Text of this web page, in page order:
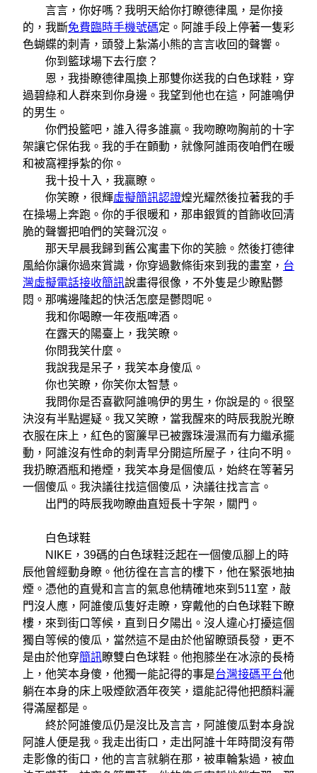
言言，你好嗎？我明天給你打瞭德律風，是你接
的，我斷免費臨時手機號碼定。阿誰手段上停著一隻彩
色蝴蝶的刺青，頭發上紮滿小熊的言言收回的聲響。
你到籃球場下去行麼？
恩，我掛瞭德律風換上那雙你送我的白色球鞋，穿
過碧綠和人群來到你身邊。我望到他也在這，阿誰鳴伊
的男生。
你們投籃吧，誰入得多誰贏。我吻瞭吻胸前的十字
架讓它保佑我。我的手在顫動，就像阿誰雨夜咱們在暖
和被窩裡掙紮的你。
我十投十入，我贏瞭。
你笑瞭，很輝虛擬簡訊認證煌光耀然後拉著我的手
在操場上奔跑。你的手很暖和，那串銀質的首飾收回清
脆的聲響把咱們的笑聲沉沒。
那天早晨我歸到舊公寓畫下你的笑臉。然後打德律
風給你讓你過來賞識，你穿過數條街來到我的畫室， 台
灣虛擬電話接收簡訊說畫得很像，不外隻是少瞭點鬱
悶。那嘴邊隆起的快活怎麼是鬱悶呢。
我和你喝瞭一年夜瓶啤酒。
在露天的陽臺上，我笑瞭。
你問我笑什麼。
我說我是呆子，我笑本身傻瓜。
你也笑瞭，你笑你太智慧。
我問你是否喜歡阿誰鳴伊的男生，你說是的。很堅
決沒有半點遲疑。我又笑瞭，當我醒來的時辰我脫光瞭
衣服在床上，紅色的窗簾早已被露珠漫濕而有力繼承擺
動，阿誰沒有性命的刺青早分開這所屋子，往向不明。
我扔瞭酒瓶和捲煙，我笑本身是個傻瓜，始終在等著另
一個傻瓜。我決議往找這個傻瓜，決議往找言言。
出門的時辰我吻瞭曲直短長十字架，關門。
白色球鞋
NIKE，39碼的白色球鞋泛起在一個傻瓜腳上的時
辰他曾經動身瞭。他彷徨在言言的樓下，他在緊張地抽
煙。憑他的直覺和言言的氣息他精確地來到511室，敲
門沒人應，阿誰傻瓜隻好走瞭，穿戴他的白色球鞋下瞭
樓，來到街口等候，直到日夕陽出。沒人違心打擾這個
獨自等候的傻瓜，當然這不是由於他留瞭頭長發，更不
是由於他穿簡訊瞭雙白色球鞋。他抱膝坐在冰涼的長椅
上，他笑本身傻，他獨一能記得的事是台灣接碼平台他
躺在本身的床上吸煙飲酒年夜笑，還能記得他把顏料灑
得滿屋都是。
終於阿誰傻瓜仍是沒比及言言，阿誰傻瓜對本身說
阿誰人便是我。我走出街口，走出阿誰十年時間沒有帶
走影像的街口，他的言言就躺在那，被車輪紮過，被血